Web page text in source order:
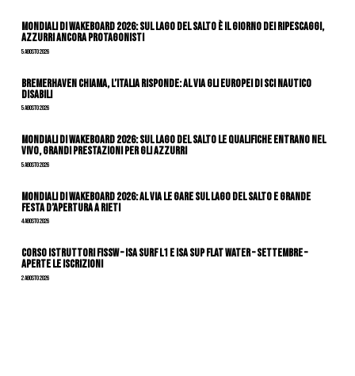
Mondiali di Wakeboard 2026: sul Lago del Salto è il giorno dei ripescaggi,
azzurri ancora protagonisti
5 Agosto 2026
Bremerhaven chiama, l’Italia risponde: al via gli Europei di Sci Nautico
Disabili
5 Agosto 2026
Mondiali di Wakeboard 2026: sul Lago del Salto le qualifiche entrano nel
vivo, grandi prestazioni per gli azzurri
5 Agosto 2026
Mondiali di Wakeboard 2026: al via le gare sul Lago del Salto e grande
festa d’apertura a Rieti
4 Agosto 2026
CORSO ISTRUTTORI FISSW – ISA SURF L1 e ISA SUP Flat Water – SETTEMBRE –
APERTE LE ISCRIZIONI
2 Agosto 2026